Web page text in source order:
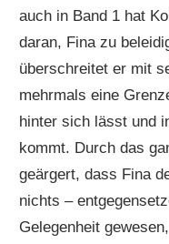
auch in Band 1 hat
daran, Fina zu
überschreitet er mit
mehrmals eine
hinter sich lässt und
kommt. Durch das
geärgert, dass Fina
nichts –
Gelegenheit